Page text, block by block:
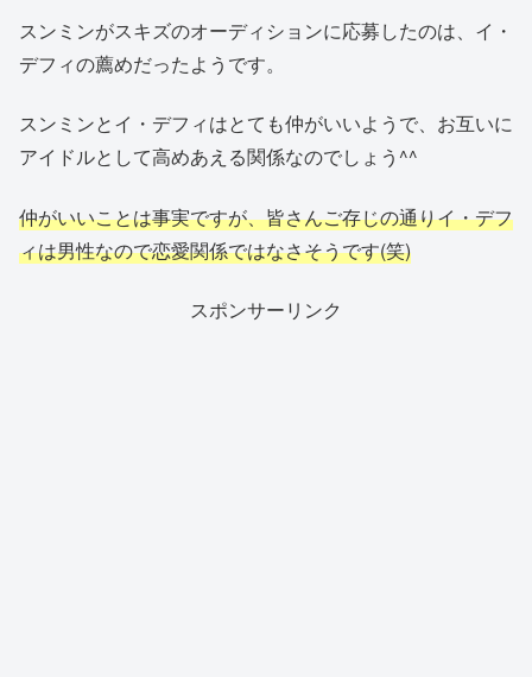
スンミンがスキズのオーディションに応募したのは、イ・
デフィの薦めだったようです。
スンミンとイ・デフィはとても仲がいいようで、お互いに
アイドルとして高めあえる関係なのでしょう^^
仲がいいことは事実ですが、皆さんご存じの通りイ・デフ
ィは男性なので恋愛関係ではなさそうです(笑)
スポンサーリンク